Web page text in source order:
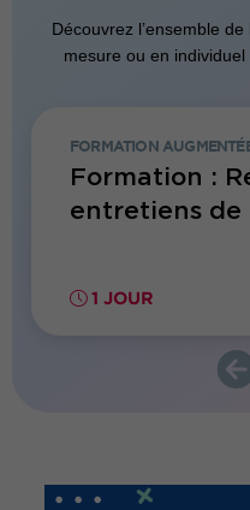
Découvrez l’ensemble
mesure ou en
FORMATION
Formation :
entretiens de
1 JOUR